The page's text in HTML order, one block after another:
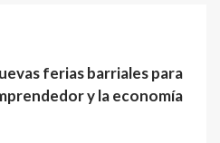
ferias barriales para
y la economía